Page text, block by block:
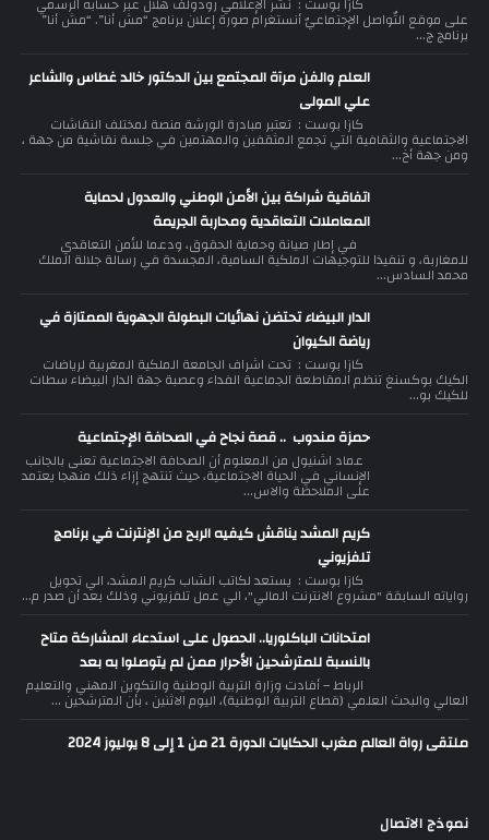
على موقع التّواصل الإجتماعيّ أنستغرام صورة إعلان برنامج “مش أنا”. “مش أنا”
برنامج ج...
العلم والفن مرآة المجتمع بين الدكتور خالد غطاس والشاعر
علي المولى
كازا بوست : تعتبر مبادرة الورشة منصة لمختلف النقاشات
الاجتماعية والثقافية التي تجمع المثقفين والمهتمين في جلسة نقاشية من جهة ،
ومن جهة أخ...
اتفاقية شراكة بين الأمن الوطني والعدول لحماية
المعاملات التعاقدية ومحاربة الجريمة
في إطار صيانة وحماية الحقوق، ودعما للأمن التعاقدي
للمغاربة، و تنفيذا للتوجيهات الملكية السامية، المجسدة في رسالة جلالة الملك
محمد السادس...
الدار البيضاء تحتضن نهائيات البطولة الجهوية الممتازة في
رياضة الكيوان
كازا بوست : تحت اشراف الجامعة الملكية المغربية لرياضات
الكيك بوكسنغ تنظم المقاطعة الجماعية الفداء وعصبة جهة الدار البيضاء سطات
للكيك بو...
حمزة مندوب .. قصة نجاح في الصحافة الإجتماعية
عماد اشنيول من المعلوم أن الصحافة الاجتماعية تعنى بالجانب
الإنساني في الحياة الاجتماعية، حيث تنتهج إزاء ذلك منهجا يعتمد
على الملاحظة والاس...
كريم المشد يناقش كيفيه الربح من الإنترنت في برنامج
تلفزيوني
كازا بوست : يستعد لكاتب الشاب كريم المشد، الي تحويل
رواياته السابقة "مشروع الانترنت المالي"، الي عمل تلفزيوني وذلك بعد أن صدر م...
امتحانات الباكلوريا.. الحصول على استدعاء المشاركة متاح
بالنسبة للمترشحين الأحرار ممن لم يتوصلوا به بعد
الرباط – أفادت وزارة التربية الوطنية والتكوين المهني والتعليم
العالي والبحث العلمي (قطاع التربية الوطنية)، اليوم الاثنين ، بأن المترشحين ...
ملتقى رواة العالم مغرب الحكايات الدورة 21 من 1 إلى 8 يوليوز 2024
نموذج الاتصال